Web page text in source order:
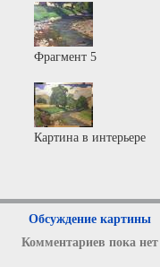
Фрагмент 5
Картина в интерьере
Обсуждение картины
Комментариев пока нет